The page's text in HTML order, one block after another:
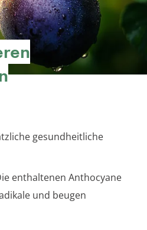
gesundheitliche
enthaltenen Anthocyane
und beugen